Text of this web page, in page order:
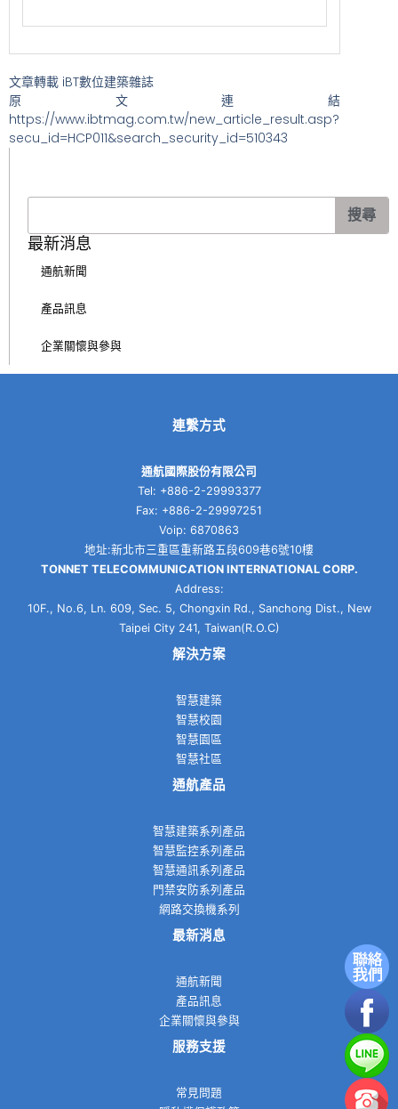
文章轉載 iBT數位建築雜誌
原文連結
https://www.ibtmag.com.tw/new_article_result.asp?
secu_id=HCP011&search_security_id=510343
搜尋
最新消息
通航新聞
產品訊息
企業關懷與參與
連繫方式
通航國際股份有限公司
Tel: +886-2-29993377
Fax: +886-2-29997251
Voip: 6870863
地址:新北市三重區重新路五段609巷6號10樓
TONNET TELECOMMUNICATION INTERNATIONAL CORP.
Address:
10F., No.6, Ln. 609, Sec. 5, Chongxin Rd., Sanchong Dist., New
Taipei City 241, Taiwan(R.O.C)
解決方案
智慧建築
智慧校園
智慧園區
智慧社區
通航產品
智慧建築系列產品
智慧監控系列產品
智慧通訊系列產品
門禁安防系列產品
網路交換機系列
最新消息
通航新聞
產品訊息
企業關懷與參與
服務支援
常見問題